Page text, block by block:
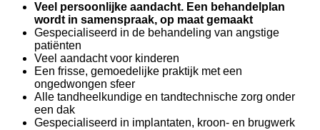
Veel persoonlijke aandacht. Een behandelplan
wordt in samenspraak, op maat gemaakt
Gespecialiseerd in de behandeling van angstige
patiënten
Veel aandacht voor kinderen
Een frisse, gemoedelijke praktijk met een
ongedwongen sfeer
Alle tandheelkundige en tandtechnische zorg onder
een dak
Gespecialiseerd in implantaten, kroon- en brugwerk